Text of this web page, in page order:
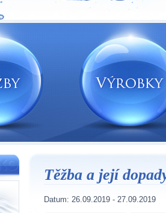
Těžba a její
Datum: 26.09.2019 - 27.09.2019